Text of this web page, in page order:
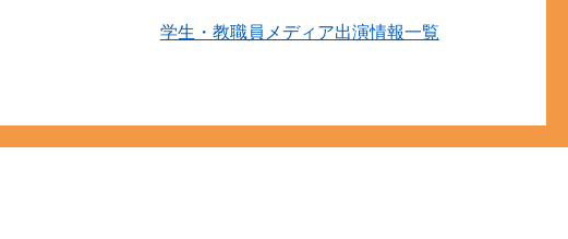
学生・教職員メディア出演情報一覧